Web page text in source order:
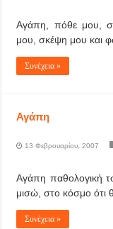
Αγάπη, πόθε μου,
μου, σκέψη μου και
Συνέχεια »
Αγάπη
13 Φεβρουαρίου, 2007
Αγάπη παθολογική
μισώ, στο κόσμο ότι
Συνέχεια »